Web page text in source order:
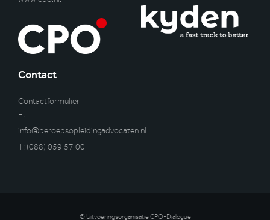
Contact
Contactformulier
E:
info@beroepsopleidingadvocaten.nl
T: (088) 059 57 00
© Uitvoeringsorganisatie CPO-Dialogue